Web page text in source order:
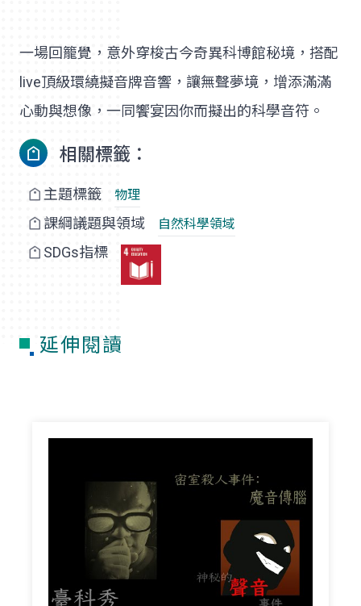
一場回籠覺，意外穿梭古今奇異科博館秘境，搭配
live頂級環繞擬音牌音響，讓無聲夢境，增添滿滿
心動與想像，一同饗宴因你而擬出的科學音符。
相關標籤：
主題標籤 物理
課綱議題與領域 自然科學領域
SDGs指標
延伸閱讀